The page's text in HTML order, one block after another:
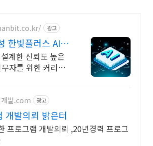
광고
한빛플러스 AI
스
계한 신뢰도 높은
자를 위한 커리큘
발.com 광고
개발의뢰 밝은터
프로그램 개발의뢰 ,20년경력 프로그